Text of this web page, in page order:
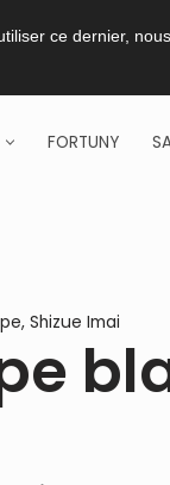
ce dernier, nous
FORTUNY
, Shizue Imai